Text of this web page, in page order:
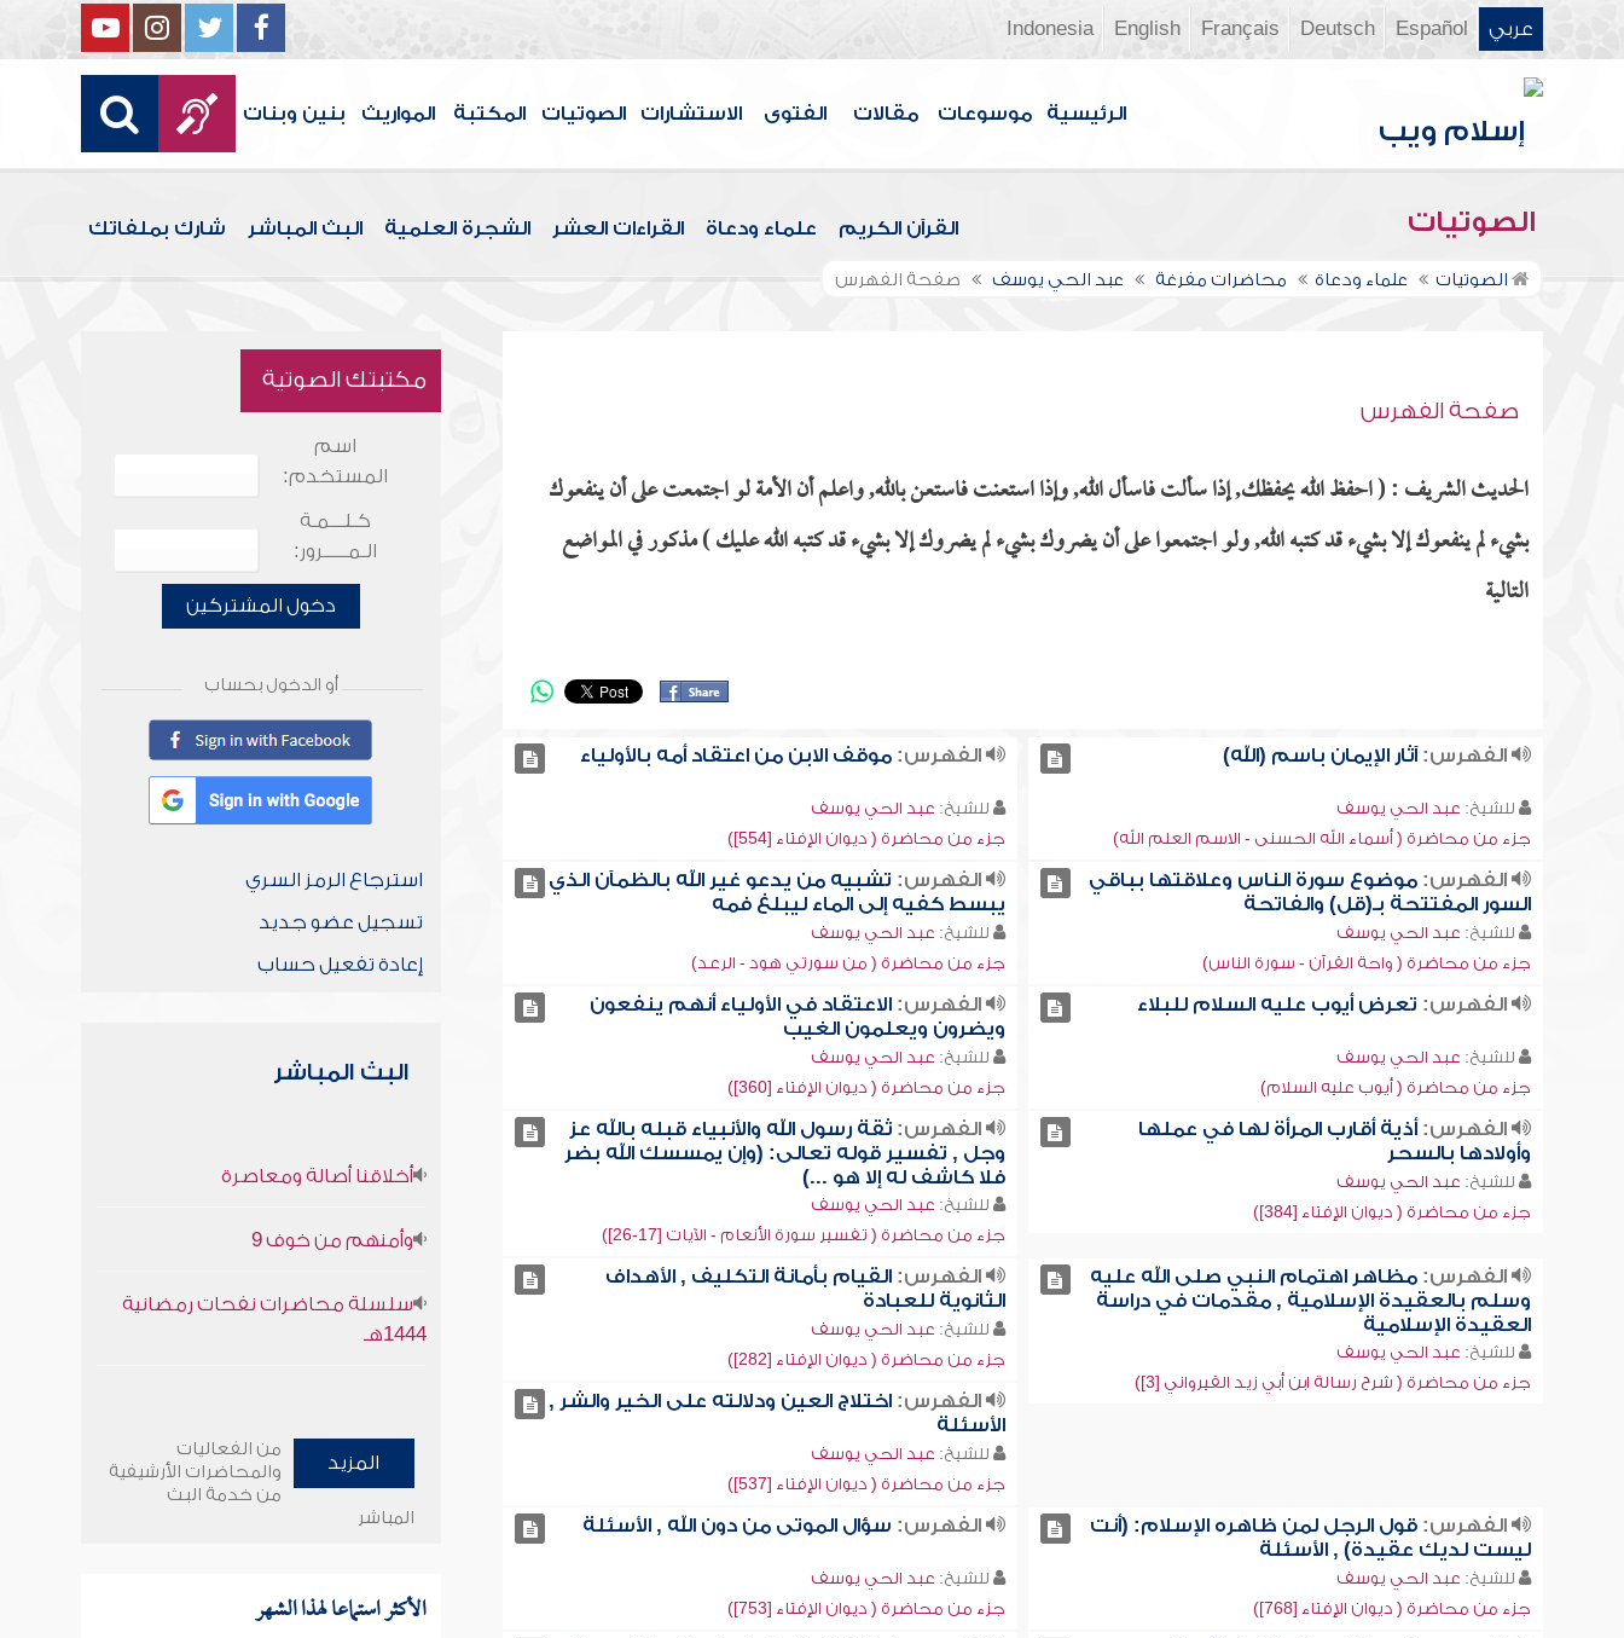
عربي Español
Deutsch
Français
English
Indonesia
الرئيسية موسوعات مقالات الفتوى الاستشارات الصوتيات المكتبة المواريث بنين وبنات
الصوتيات القرآن الكريم علماء ودعاة القراءات العشر الشجرة العلمية البث المباشر شارك بملفاتك
الصوتيات علماء ودعاة محاضرات مفرغة عبد الحي يوسف صفحة الفهرس
صفحة الفهرس
الحديث الشريف : ( احفظ الله يحفظك, إذا سألت فاسأل الله, وإذا استعنت فاستعن بالله, واعلم أن الأمة لو اجتمعت على أن ينفعوك
بشيء لم ينفعوك إلا بشيء قد كتبه الله, ولو اجتمعوا على أن يضروك بشيء لم يضروك إلا بشيء قد كتبه الله عليك ) مذكور في المواضع
التالية
الفهرس:آثار الإيمان باسم (الله)
للشيخ: عبد الحي يوسف
جزء من محاضرة ( أسماء الله الحسنى - الاسم العلم الله)
الفهرس: موقف الابن من اعتقاد أمه بالأولياء
للشيخ: عبد الحي يوسف
جزء من محاضرة ( ديوان الإفتاء [554])
الفهرس:موضوع سورة الناس وعلاقتها بباقي
السور المفتتحة بـ(قل) والفاتحة
للشيخ: عبد الحي يوسف
جزء من محاضرة ( واحة القرآن - سورة الناس)
الفهرس: تشبيه من يدعو غير الله بالظمآن الذي
يبسط كفيه إلى الماء ليبلغ فمه
للشيخ: عبد الحي يوسف
جزء من محاضرة ( من سورتي هود - الرعد)
الفهرس: تعرض أيوب عليه السلام للبلاء
للشيخ: عبد الحي يوسف
جزء من محاضرة ( أيوب عليه السلام)
الفهرس: الاعتقاد في الأولياء أنهم ينفعون
ويضرون ويعلمون الغيب
للشيخ: عبد الحي يوسف
جزء من محاضرة ( ديوان الإفتاء [360])
الفهرس:أذية أقارب المرأة لها في عملها
وأولادها بالسحر
للشيخ: عبد الحي يوسف
جزء من محاضرة ( ديوان الإفتاء [384])
الفهرس: ثقة رسول الله والأنبياء قبله بالله عز
وجل , تفسير قوله تعالى: (وإن يمسسك الله بضر
فلا كاشف له إلا هو ...)
للشيخ: عبد الحي يوسف
جزء من محاضرة ( تفسير سورة الأنعام - الآيات [17-26])
الفهرس:مظاهر اهتمام النبي صلى الله عليه
وسلم بالعقيدة الإسلامية , مقدمات في دراسة
العقيدة الإسلامية
للشيخ: عبد الحي يوسف
جزء من محاضرة ( شرح رسالة ابن أبي زيد القيرواني [3])
الفهرس: القيام بأمانة التكليف , الأهداف
الثانوية للعبادة
للشيخ: عبد الحي يوسف
جزء من محاضرة ( ديوان الإفتاء [282])
الفهرس: اختلاج العين ودلالته على الخير والشر ,
الأسئلة
للشيخ: عبد الحي يوسف
جزء من محاضرة ( ديوان الإفتاء [537])
الفهرس:قول الرجل لمن ظاهره الإسلام: (أنت
ليست لديك عقيدة) , الأسئلة
للشيخ: عبد الحي يوسف
جزء من محاضرة ( ديوان الإفتاء [768])
الفهرس: سؤال الموتى من دون الله , الأسئلة
للشيخ: عبد الحي يوسف
جزء من محاضرة ( ديوان الإفتاء [753])
مكتبتك الصوتية
اسم
المستخدم:
كـلـــمـة
الـمـــــرور:
دخول المشتركين
أو الدخول بحساب
استرجاع الرمز السري
تسجيل عضو جديد
إعادة تفعيل حساب
البث المباشر
أخلاقنا أصالة ومعاصرة
وأمنهم من خوف 9
سلسلة محاضرات نفحات رمضانية
1444هـ
المزيد
من الفعاليات
والمحاضرات الأرشيفية
من خدمة البث
المباشر
الأكثر استماعا لهذا الشهر